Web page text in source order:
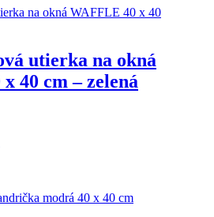
utierka na okná
40 cm – zelená